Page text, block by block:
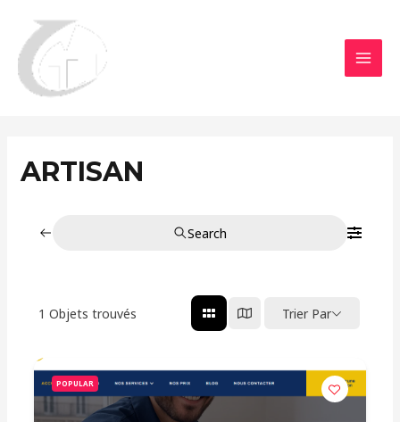
contenu
ARTISAN
Search
1 Objets trouvés Trier Par
POPULAR